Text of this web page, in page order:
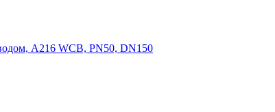
A216 WCB, PN50, DN150